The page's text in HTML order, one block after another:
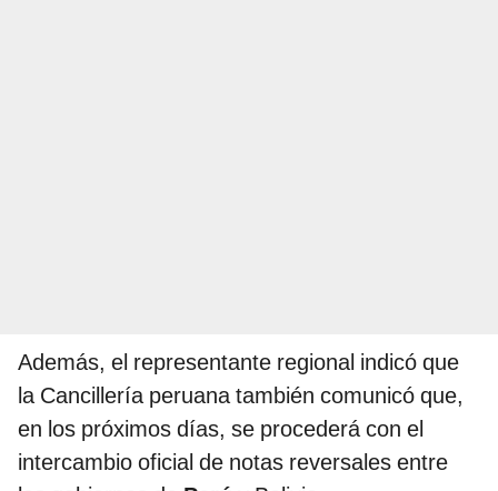
Además, el representante regional indicó que
la Cancillería peruana también comunicó que,
en los próximos días, se procederá con el
intercambio oficial de notas reversales entre